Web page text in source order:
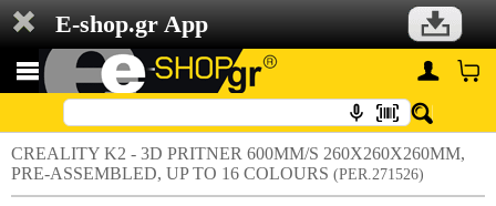
E-shop.gr App
CREALITY K2 - 3D PRITNER 600MM/S 260X260X260MM,
PRE-ASSEMBLED, UP TO 16 COLOURS (PER.271526)